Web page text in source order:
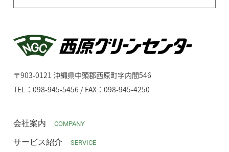
〒903-0121 沖縄県中頭郡西原町字内間546
TEL：098-945-5456 / FAX：098-945-4250
会社案内 COMPANY
サービス紹介 SERVICE